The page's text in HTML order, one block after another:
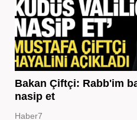
Bakan Çiftçi: Rabb'im
nasip et
Haber7